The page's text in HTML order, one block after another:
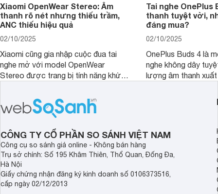
Xiaomi OpenWear Stereo: Âm
thanh rõ nét nhưng thiếu trầm,
ANC thiếu hiệu quả
02/10/2025
Xiaomi cũng gia nhập cuộc đua tai
nghe mở với model OpenWear
Stereo được trang bị tính năng khử
chất lượng âm thanh và hiệu quả khử
ồn của chiếc tai nghe Xiaomi này có
đủ sức thuyết phục người dùng?
Tai nghe OnePlus
thanh tuyệt vời,
đáng mua?
02/10/2025
OnePlus Buds 4 là
nghe không dây
lượng âm thanh
khử tiếng ồn ấn
tiến. Tuy nhiên,
CÔNG TY CỔ PHẦN SO SÁNH VIỆT NAM
Công cụ so sánh giá online - Không bán hàng
Trụ sở chính: Số 195 Khâm Thiên, Thổ Quan, Đống Đa,
Hà Nội
Giấy chứng nhận đăng ký kinh doanh số 0106373516,
cấp ngày 02/12/2013